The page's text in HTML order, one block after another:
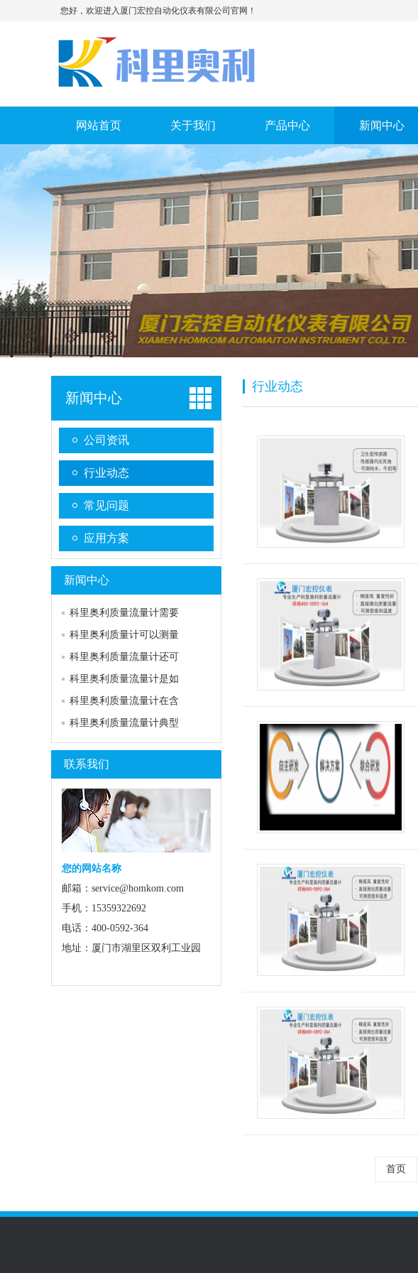
您好，欢迎进入厦门宏控自动化仪表有限公司官网！
网站首页 关于我们 产品中心 新闻中心
新闻中心
公司资讯
行业动态
常见问题
应用方案
新闻中心
科里奥利质量流量计需要
科里奥利质量计可以测量
科里奥利质量流量计还可
科里奥利质量流量计是如
科里奥利质量流量计在含
科里奥利质量流量计典型
联系我们
您的网站名称
邮箱：service@homkom.com
手机：15359322692
电话：400-0592-364
地址：厦门市湖里区双利工业园
行业动态
首页